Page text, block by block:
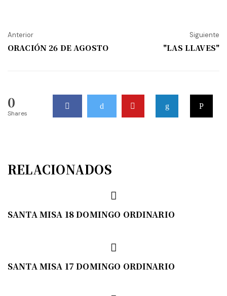
Anterior
ORACIÓN 26 DE AGOSTO
Siguiente
"LAS LLAVES"
0
Shares
RELACIONADOS
SANTA MISA 18 DOMINGO ORDINARIO
SANTA MISA 17 DOMINGO ORDINARIO